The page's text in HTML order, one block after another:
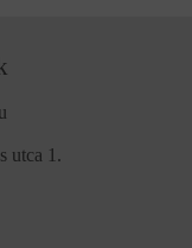
utca 1.